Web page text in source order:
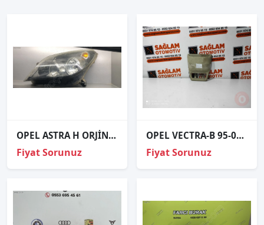
OPEL ASTRA H ORJİNAL ÇIKMA SOL FAR
Fiyat Sorunuz
OPEL VECTRA-B 95-02 ÇIKMA TAVAN LAMBASI KAPAĞI OEM;09134027
Fiyat Sorunuz